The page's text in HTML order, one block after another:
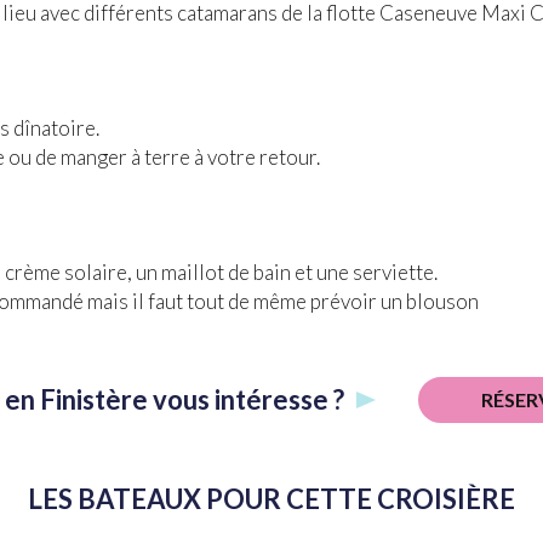
avec différents catamarans de la flotte Caseneuve Maxi
dînatoire.
de manger à terre à votre retour.
solaire, un maillot de bain et une serviette.
mais il faut tout de même prévoir un blouson
Finistère vous intéresse ?
LES BATEAUX POUR CETTE CROISIÈRE